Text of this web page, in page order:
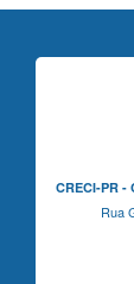
CRECI-PR
Rua